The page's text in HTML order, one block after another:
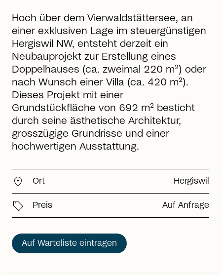
Hoch über dem Vierwaldstättersee, an
einer exklusiven Lage im steuergünstigen
Hergiswil NW, entsteht derzeit ein
Neubauprojekt zur Erstellung eines
Doppelhauses (ca. zweimal 220 m²) oder
nach Wunsch einer Villa (ca. 420 m²).
Dieses Projekt mit einer
Grundstückfläche von 692 m² besticht
durch seine ästhetische Architektur,
grosszügige Grundrisse und einer
hochwertigen Ausstattung.
location_on Ort Hergiswil
sell Preis Auf Anfrage
Auf Warteliste eintragen